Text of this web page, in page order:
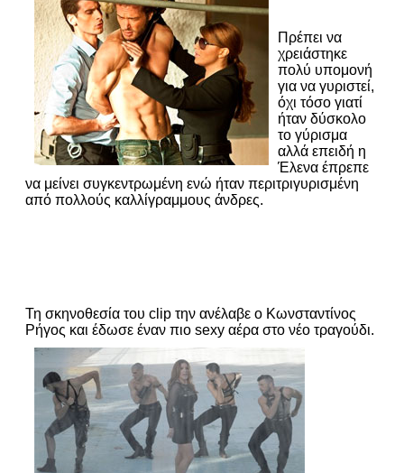
Πρέπει να
χρειάστηκε
πολύ υπομονή
για να γυριστεί,
όχι τόσο γιατί
ήταν δύσκολο
το γύρισμα
αλλά επειδή η
Έλενα έπρεπε
να μείνει συγκεντρωμένη ενώ ήταν περιτριγυρισμένη
από πολλούς καλλίγραμμους άνδρες.
Τη σκηνοθεσία του clip την ανέλαβε ο Κωνσταντίνος
Ρήγος και έδωσε έναν πιο sexy αέρα στο νέο τραγούδι.